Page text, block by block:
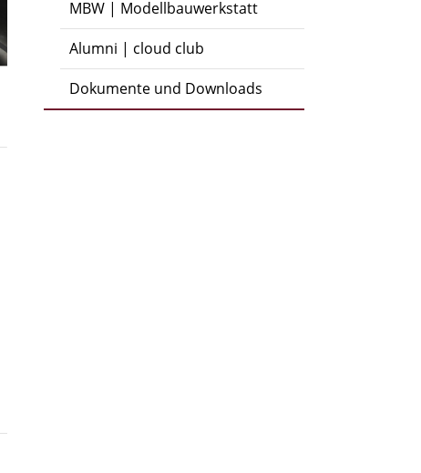
MBW | Modellbauwerkstatt
Alumni | cloud club
Dokumente und Downloads